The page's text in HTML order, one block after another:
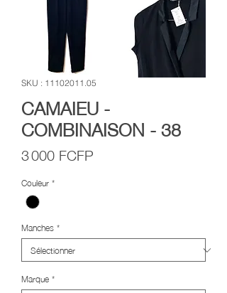
SKU : 11102011.05
CAMAIEU -
COMBINAISON - 38
3 000 FCFP
Couleur*
Manches*
Marque*